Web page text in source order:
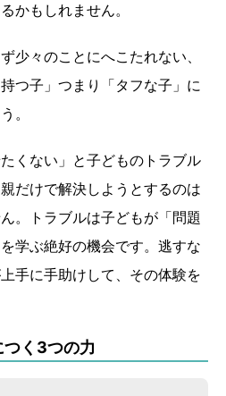
かもしれません。
少々のことにへこたれない、
つ子」つまり「タフな子」に
。
くない」と子どものトラブル
だけで解決しようとするのは
。トラブルは子どもが「問題
学ぶ絶好の機会です。逃すな
手に手助けして、その体験を
つく3つの力